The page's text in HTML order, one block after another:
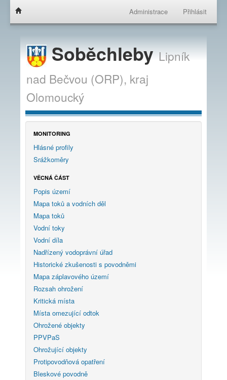
Administrace Přihlásit
SoběchlebyLipník
nad Bečvou (ORP), kraj
Olomoucký
MONITORING
Hlásné profily
Srážkoměry
VĚCNÁ ČÁST
Popis území
Mapa toků a vodních děl
Mapa toků
Vodní toky
Vodní díla
Nadřízený vodoprávní úřad
Historické zkušenosti s povodněmi
Mapa záplavového území
Rozsah ohrožení
Kritická místa
Místa omezující odtok
Ohrožené objekty
PPVPaS
Ohrožující objekty
Protipovodňová opatření
Bleskové povodně